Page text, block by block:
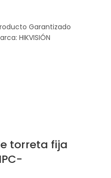
Garantizado
HIKVISIÓN
torreta fija